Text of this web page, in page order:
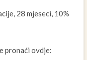
28 mjeseci, 10%
pronaći ovdje: